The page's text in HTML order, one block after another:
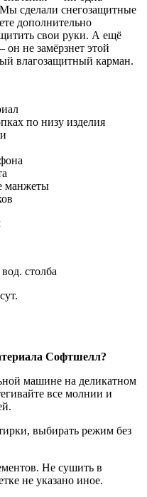
сделали снегозащитные
дополнительно
свои руки. А ещё
не замёрзнет этой
влагозащитный карман.
по низу изделия
манжеты
столба
Софтшелл?
машине на деликатном
все молнии и
выбирать режим без
Не сушить в
не указано иное.